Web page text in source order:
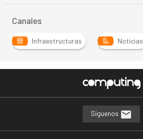
Canales
Infraestructuras Noticias
Síguenos